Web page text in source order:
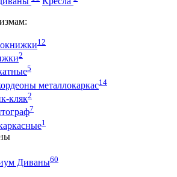
12
2
5
металлокаркас14
кляк2
7
1
Диваны60